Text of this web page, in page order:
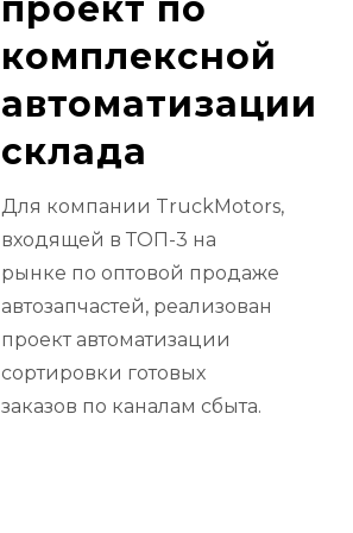
проект по
комплексной
автоматизации
склада
Для компании TruckMotors,
входящей в ТОП-3 на
рынке по оптовой продаже
автозапчастей, реализован
проект автоматизации
сортировки готовых
заказов по каналам сбыта.